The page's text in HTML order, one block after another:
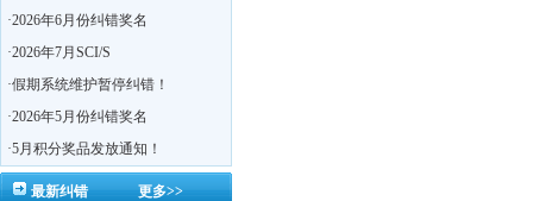
·2026年6月份纠错奖名
·2026年7月SCI/S
·假期系统维护暂停纠错！
·2026年5月份纠错奖名
·5月积分奖品发放通知！
更多>>
最新纠错